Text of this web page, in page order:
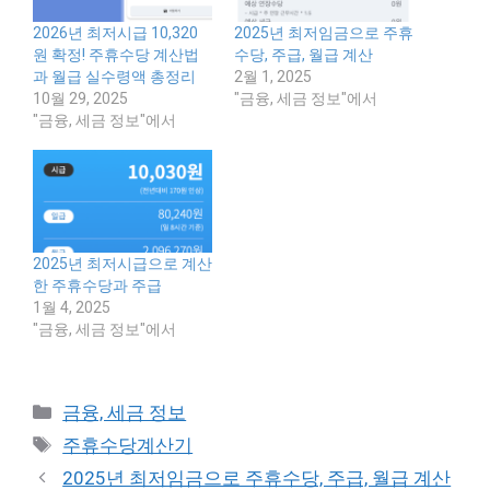
2026년 최저시급 10,320
원 확정! 주휴수당 계산법
과 월급 실수령액 총정리
10월 29, 2025
"금융, 세금 정보"에서
2025년 최저임금으로 주휴
수당, 주급, 월급 계산
2월 1, 2025
"금융, 세금 정보"에서
2025년 최저시급으로 계산
한 주휴수당과 주급
1월 4, 2025
"금융, 세금 정보"에서
Categories
금융, 세금 정보
Tags
주휴수당계산기
2025년 최저임금으로 주휴수당, 주급, 월급 계산